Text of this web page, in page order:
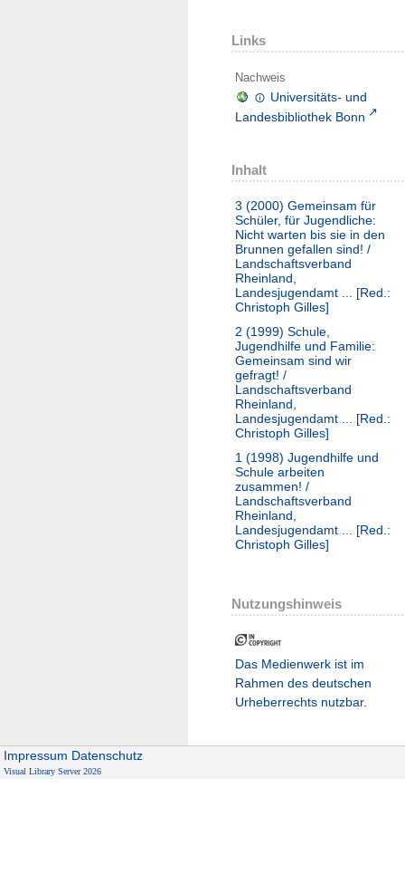
Links
Nachweis
Universitäts- und
Landesbibliothek Bonn
Inhalt
3 (2000) Gemeinsam für
Schüler, für Jugendliche:
Nicht warten bis sie in den
Brunnen gefallen sind! /
Landschaftsverband
Rheinland,
Landesjugendamt ... [Red.:
Christoph Gilles]
2 (1999) Schule,
Jugendhilfe und Familie:
Gemeinsam sind wir
gefragt! /
Landschaftsverband
Rheinland,
Landesjugendamt ... [Red.:
Christoph Gilles]
1 (1998) Jugendhilfe und
Schule arbeiten
zusammen! /
Landschaftsverband
Rheinland,
Landesjugendamt ... [Red.:
Christoph Gilles]
Nutzungshinweis
Das Medienwerk ist im
Rahmen des deutschen
Urheberrechts nutzbar.
Impressum Datenschutz
Visual Library Server 2026